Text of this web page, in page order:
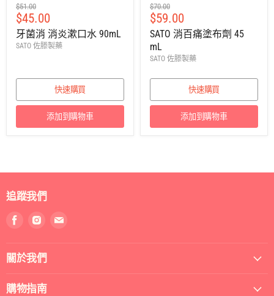
建
議
零
售
價
$51.00
售
價
$45.00
牙菌消 消炎漱口水 90mL
SATO 佐滕製藥
快速購買
添加到購物車
建
議
零
售
價
$70.00
售
價
$59.00
SATO 消百痛塗布劑 45
mL
SATO 佐滕製藥
快速購買
添加到購物車
追蹤我們
們
們
關於我們
購物指南